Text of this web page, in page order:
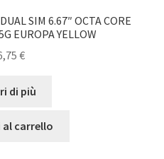
SIM 6.67″ OCTA CORE
EUROPA YELLOW
€
di più
al carrello